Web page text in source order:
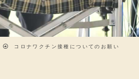
コロナワクチン接種についてのお願い